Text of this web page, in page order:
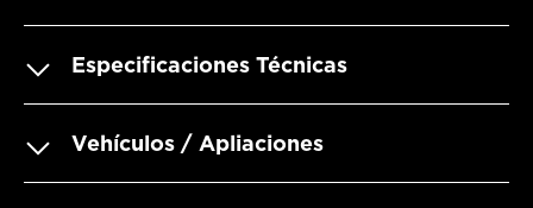
Especificaciones Técnicas
Vehículos / Apliaciones